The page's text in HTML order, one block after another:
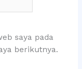
saya pada
berikutnya.